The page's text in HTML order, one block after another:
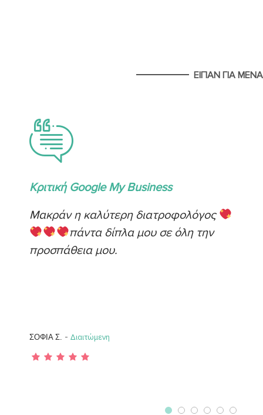
ΕΙΠΑΝ ΓΙΑ ΜΕΝΑ
Κριτική Google My Business
Μακράν η καλύτερη διατροφολόγος
πάντα δίπλα μου σε όλη την
προσπάθεια μου.
ΣΟΦΙΑ Σ. - Διαιτώμενη